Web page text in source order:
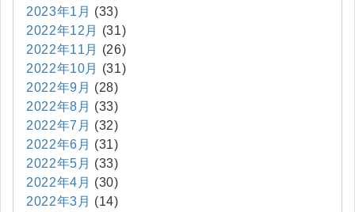
2023年1月 (33)
2022年12月
(31)
2022年11月
(26)
2022年10月
(31)
2022年9月 (28)
2022年8月 (33)
2022年7月 (32)
2022年6月 (31)
2022年5月 (33)
2022年4月 (30)
2022年3月 (14)